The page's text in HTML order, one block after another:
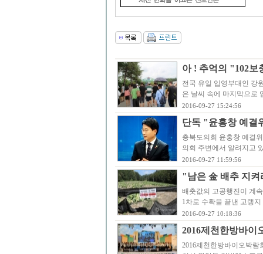
아 ! 추억의 "102
전국 유일 입영부대인 강
은 날씨 속에 마지막으로
2016-09-27 15:24:56
단독 "윤홍창 예결
충북도의회 윤홍창 예결
의회 주변에서 알려지고
2016-09-27 11:59:56
"남은 金 배추 지
배춧값의 고공행진이 계
1차로 수확을 끝낸 고랭
2016-09-27 10:18:36
2016제천한방바이
2016제천한방바이오박람